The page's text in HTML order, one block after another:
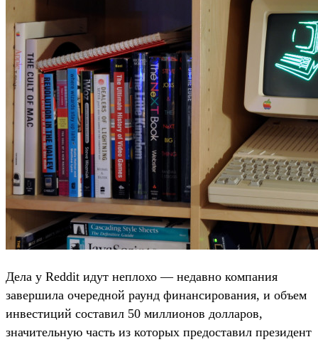
Дела у Reddit идут неплохо — недавно компания
завершила очередной раунд финансирования, и объем
инвестиций составил 50 миллионов долларов,
значительную часть из которых предоставил президент